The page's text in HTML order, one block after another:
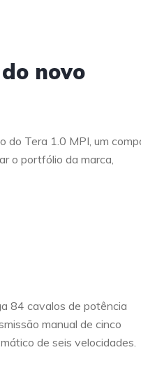
novo
do Tera 1.0 MPI, um
o portfólio da marca,
84 cavalos de potência
manual de cinco
de seis velocidades.